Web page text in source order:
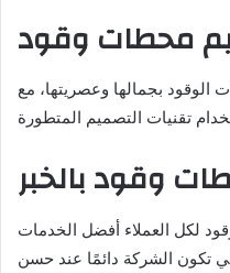
محطات وقود
الوقود بجمالها وعصريتها، مع
وقود بالخبر
لكل العملاء أفضل الخدمات
تكون الشركة دائمًا عند حسن